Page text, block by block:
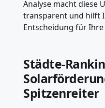
Analyse macht diese
transparent und hilft
Entscheidung für
Städte-
Spitzenreiter